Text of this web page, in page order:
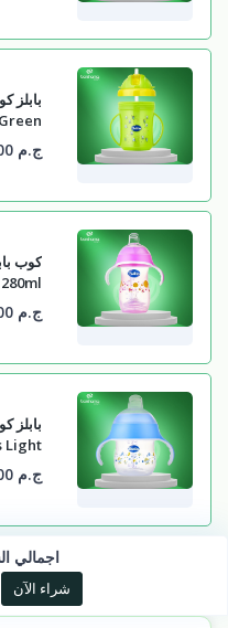
ج.م 165.00
ج.م 300.00
Light
Blue
ج.م 230.00
اجمالي
شراء الآن